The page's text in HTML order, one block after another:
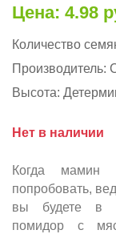
Цена: 4.98
Количество
Производитель:
Высота:
Нет в наличии
Когда
попробовать,
вы будете в
помидор с